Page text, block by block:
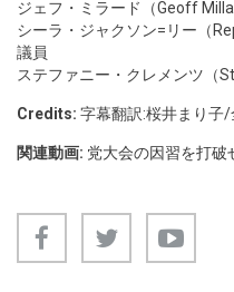
ジェフ・ミラード（Geoff
シーラ・ジャクソン=リー（
議員
ステファニー・クレメンツ（
Credits: 字幕翻訳:桜井まり子
関連動画: 党大会の因習を打